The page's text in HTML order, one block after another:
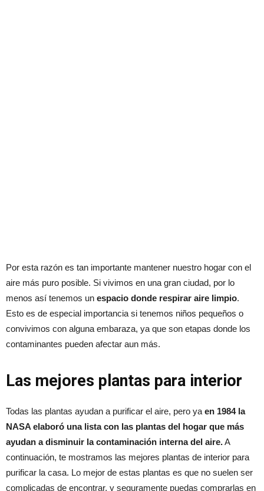
Por esta razón es tan importante mantener nuestro hogar con el
aire más puro posible. Si vivimos en una gran ciudad, por lo
menos así tenemos un espacio donde respirar aire limpio.
Esto es de especial importancia si tenemos niños pequeños o
convivimos con alguna embaraza, ya que son etapas donde los
contaminantes pueden afectar aun más.
Las mejores plantas para interior
Todas las plantas ayudan a purificar el aire, pero yaen 1984 la
NASA elaboró una lista con las plantas del hogar que más
ayudan a disminuir la contaminación interna del aire.A
continuación, te mostramos las mejores plantas de interior para
purificar la casa. Lo mejor de estas plantas es que no suelen ser
complicadas de encontrar, y seguramente puedas comprarlas en